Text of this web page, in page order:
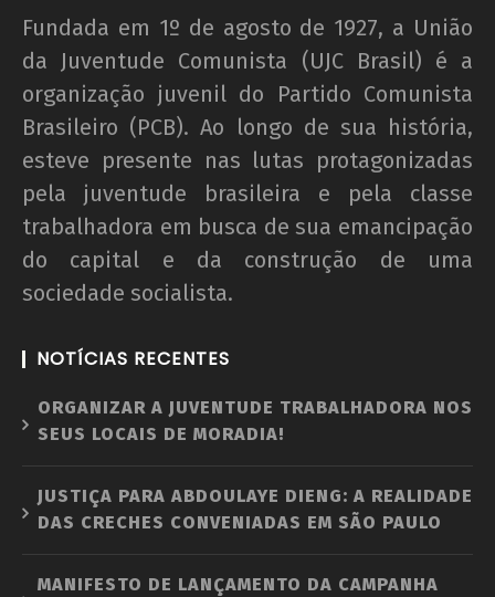
Fundada em 1º de agosto de 1927, a União
da Juventude Comunista (UJC Brasil) é a
organização juvenil do Partido Comunista
Brasileiro (PCB). Ao longo de sua história,
esteve presente nas lutas protagonizadas
pela juventude brasileira e pela classe
trabalhadora em busca de sua emancipação
do capital e da construção de uma
sociedade socialista.
NOTÍCIAS RECENTES
ORGANIZAR A JUVENTUDE TRABALHADORA NOS
SEUS LOCAIS DE MORADIA!
JUSTIÇA PARA ABDOULAYE DIENG: A REALIDADE
DAS CRECHES CONVENIADAS EM SÃO PAULO
MANIFESTO DE LANÇAMENTO DA CAMPANHA